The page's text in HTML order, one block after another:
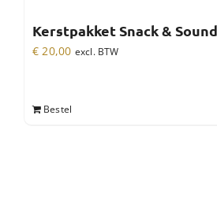
Kerstpakket Snack & Sound
€ 20,00 excl. BTW
Bestel